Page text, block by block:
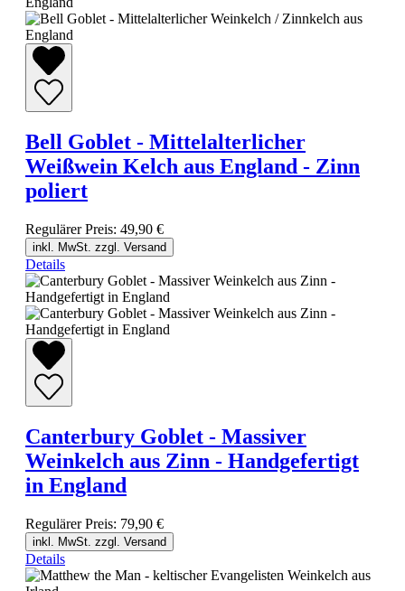
Bell Goblet - Mittelalterlicher
Weißwein Kelch aus England - Zinn
poliert
Regulärer Preis: 49,90 €
inkl. MwSt. zzgl. Versand
Details
Canterbury Goblet - Massiver
Weinkelch aus Zinn - Handgefertigt
in England
Regulärer Preis: 79,90 €
inkl. MwSt. zzgl. Versand
Details